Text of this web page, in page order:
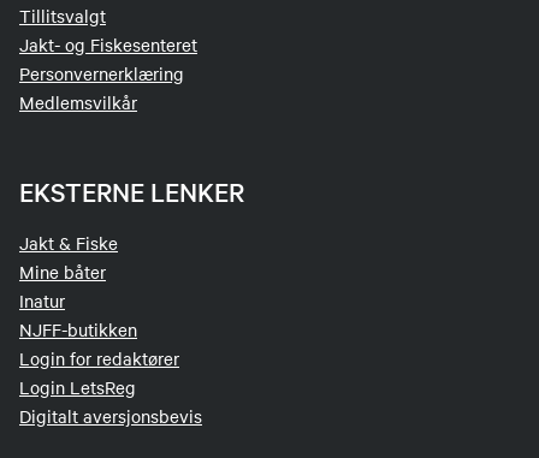
Tillitsvalgt
Jakt- og Fiskesenteret
Personvernerklæring
Medlemsvilkår
EKSTERNE LENKER
Jakt & Fiske
Mine båter
Inatur
NJFF-butikken
Login for redaktører
Login LetsReg
Digitalt aversjonsbevis